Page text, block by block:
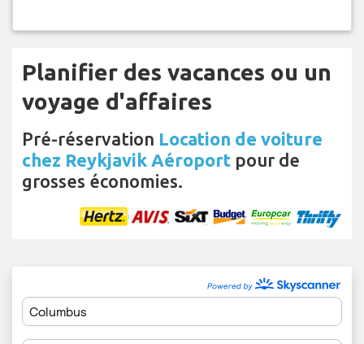
Planifier des vacances ou un
voyage d'affaires
Pré-réservation Location de voiture
chez Reykjavik Aéroport pour de
grosses économies.